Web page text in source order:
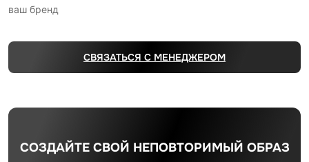
ваш бренд
СВЯЗАТЬСЯ С МЕНЕДЖЕРОМ
СОЗДАЙТЕ СВОЙ НЕПОВТОРИМЫЙ ОБРАЗ